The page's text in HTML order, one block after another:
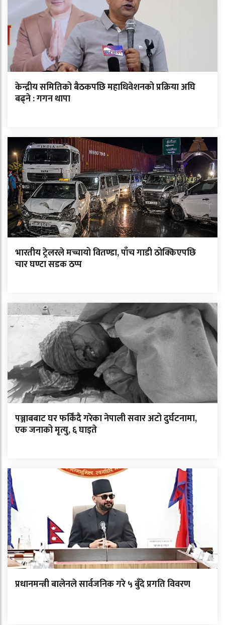
केन्द्रीय समितिको बैठकपछि महाधिवेशनको प्रक्रिया अघि
बढ्ने : गगन थापा
भारतीय ट्रेलरले मच्चायो वितण्डा, पाँच गाडी ठोक्किएपछि
चार घण्टा सडक ठप्प
पञ्जाबबाट घर फर्किंदै गरेका नेपाली सवार अटो दुर्घटनामा,
एक जनाको मृत्यु, ६ घाइते
प्रधानमन्त्री बालेनले सार्वजनिक गरे ५ बुँदे प्रगति विवरण